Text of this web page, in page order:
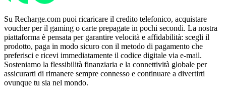
Su Recharge.com puoi ricaricare il credito telefonico, acquistare
voucher per il gaming o carte prepagate in pochi secondi. La nostra
piattaforma è pensata per garantire velocità e affidabilità: scegli il
prodotto, paga in modo sicuro con il metodo di pagamento che
preferisci e ricevi immediatamente il codice digitale via e-mail.
Sosteniamo la flessibilità finanziaria e la connettività globale per
assicurarti di rimanere sempre connesso e continuare a divertirti
ovunque tu sia nel mondo.